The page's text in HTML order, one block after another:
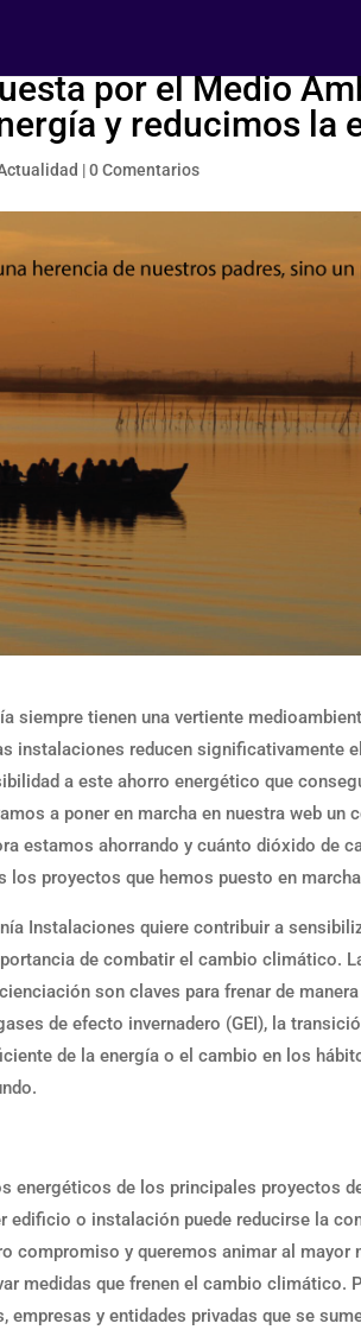
por el Medio
y reducimos la
|0 Comentarios
siempre tienen una vertiente
instalaciones reducen significativamente
a este ahorro energético que
a poner en marcha en nuestra web un
estamos ahorrando y cuánto dióxido de
los proyectos que hemos puesto en
Instalaciones quiere contribuir a
de combatir el cambio climático.
son claves para frenar de
de efecto invernadero (GEI), la
de la energía o el cambio en los
energéticos de los principales proyectos
edificio o instalación puede reducirse la
compromiso y queremos animar al mayor
medidas que frenen el cambio climático.
empresas y entidades privadas que se